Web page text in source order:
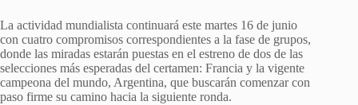
La actividad mundialista continuará este martes 16 de junio
con cuatro compromisos correspondientes a la fase de grupos,
donde las miradas estarán puestas en el estreno de dos de las
selecciones más esperadas del certamen: Francia y la vigente
campeona del mundo, Argentina, que buscarán comenzar con
paso firme su camino hacia la siguiente ronda.